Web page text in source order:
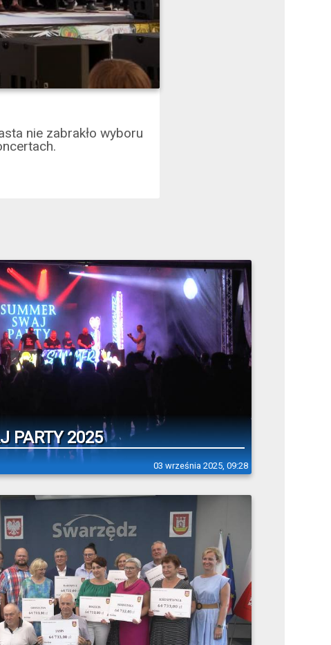
nie zabrakło wyboru
03 września 2025, 09:28
PARTY 2025